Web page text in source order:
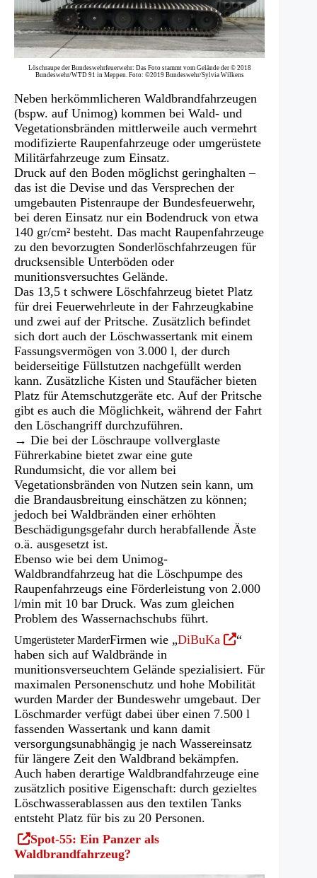
Löschraupe der Bundeswehrfeuerwehr: Das Foto stammt vom Gelände der © 2018
Bundeswehr/WTD 91 in Meppen. Foto: ©2019 Bundeswehr/Sylvia Wilkens
Neben herkömmlicheren Waldbrandfahrzeugen
(bspw. auf Unimog) kommen bei Wald- und
Vegetationsbränden mittlerweile auch vermehrt
modifizierte Raupenfahrzeuge oder umgerüstete
Militärfahrzeuge zum Einsatz.
Druck auf den Boden möglichst geringhalten –
das ist die Devise und das Versprechen der
umgebauten Pistenraupe der Bundesfeuerwehr,
bei deren Einsatz nur ein Bodendruck von etwa
140 gr/cm² besteht. Das macht Raupenfahrzeuge
zu den bevorzugten Sonderlöschfahrzeugen für
drucksensible Unterböden oder
munitionsversuchtes Gelände.
Das 13,5 t schwere Löschfahrzeug bietet Platz
für drei Feuerwehrleute in der Fahrzeugkabine
und zwei auf der Pritsche. Zusätzlich befindet
sich dort auch der Löschwassertank mit einem
Fassungsvermögen von 3.000 l, der durch
beiderseitige Füllstutzen nachgefüllt werden
kann. Zusätzliche Kisten und Staufächer bieten
Platz für Atemschutzgeräte etc. Auf der Pritsche
gibt es auch die Möglichkeit, während der Fahrt
den Löschangriff durchzuführen.
→ Die bei der Löschraupe vollverglaste
Führerkabine bietet zwar eine gute
Rundumsicht, die vor allem bei
Vegetationsbränden von Nutzen sein kann, um
die Brandausbreitung einschätzen zu können;
jedoch bei Waldbränden einer erhöhten
Beschädigungsgefahr durch herabfallende Äste
o.ä. ausgesetzt ist.
Ebenso wie bei dem Unimog-
Waldbrandfahrzeug hat die Löschpumpe des
Raupenfahrzeugs eine Förderleistung von 2.000
l/min mit 10 bar Druck. Was zum gleichen
Problem des Wassernachschubs führt.
Umgerüsteter MarderFirmen wie „DiBuKa (Öffnet
einem
neuen
Tab)
“
haben sich auf Waldbrände in
munitionsverseuchtem Gelände spezialisiert. Für
maximalen Personenschutz und hohe Mobilität
wurden Marder der Bundeswehr umgebaut. Der
Löschmarder verfügt dabei über einen 7.500 l
fassenden Wassertank und kann damit
versorgungsunabhängig je nach Wassereinsatz
für längere Zeit den Waldbrand bekämpfen.
Auch haben derartige Waldbrandfahrzeuge eine
zusätzlich positive Eigenschaft: durch gezieltes
Löschwasserablassen aus den textilen Tanks
entsteht Platz für bis zu 20 Personen.
(Öffnet
in
Spot-55: Ein Panzer als
Waldbrandfahrzeug?